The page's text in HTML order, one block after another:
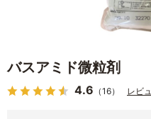
バスアミド微粒剤
4.6 （16） レビ